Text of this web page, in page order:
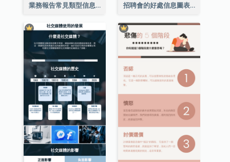
業務報告常見類型信息圖表 招聘會的好處信息圖表